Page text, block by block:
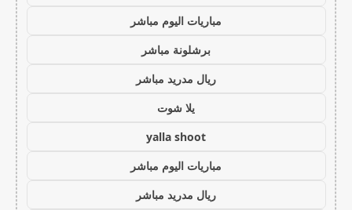
مباريات اليوم مباشر
برشلونة مباشر
ريال مدريد مباشر
يلا شوت
yalla shoot
مباريات اليوم مباشر
ريال مدريد مباشر